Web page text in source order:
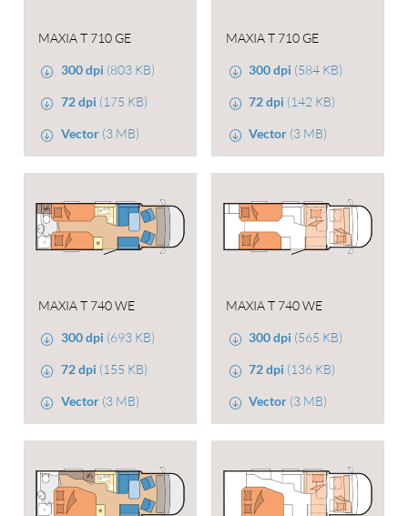
MAXIA T 710 GE
300 dpi (803 KB)
72 dpi (175 KB)
Vector (3 MB)
MAXIA T 710 GE
300 dpi (584 KB)
72 dpi (142 KB)
Vector (3 MB)
MAXIA T 740 WE
300 dpi (693 KB)
72 dpi (155 KB)
Vector (3 MB)
MAXIA T 740 WE
300 dpi (565 KB)
72 dpi (136 KB)
Vector (3 MB)